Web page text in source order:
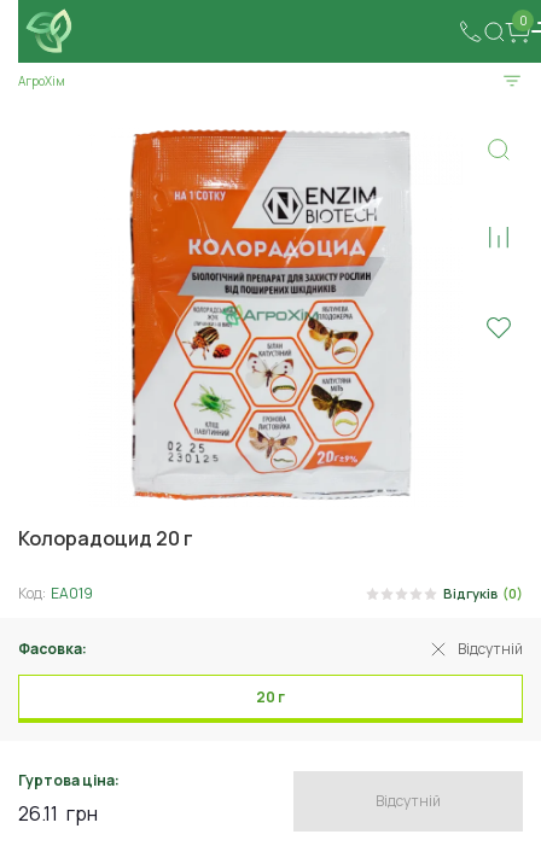
0
АгроХім
Колорадоцид 20 г
Код: ЕА019 Відгуків (0)
Фасовка: Відсутній
20 г
Гуртова ціна:
26.11 грн Відсутній